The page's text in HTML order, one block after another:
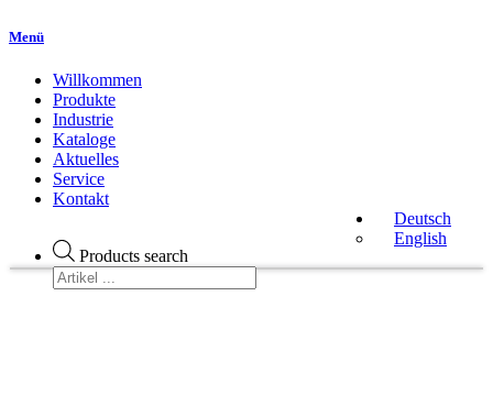
Menü
Willkommen
Produkte
Industrie
Kataloge
Aktuelles
Service
Kontakt
Products search
Deutsch
English